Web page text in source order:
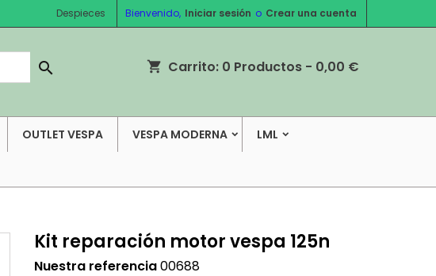
Bienvenido, Iniciar sesión o Crear una cuenta
Despieces
shopping_cart Carrito: 0 Productos - 0,00 €

OUTLET VESPA VESPA MODERNA LML
Kit reparación motor vespa 125n
Nuestra referencia00688